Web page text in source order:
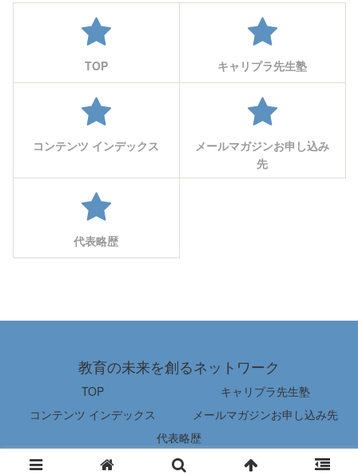
TOP キャリプラ先生塾
コンテンツ インデックス
メールマガジンお申し込み
先
代表略歴
教育の未来を創るネットワーク
TOP
キャリプラ先生塾
コンテンツ インデックス
メールマガジンお申し込み先
代表略歴
© 2022 教育の未来を創るネットワーク.